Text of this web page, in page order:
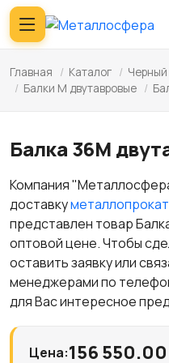
Главная / Каталог /
/ Балки М двутавровые /
Балка 36М
Компания
доставку
представлен товар
оптовой цене. Чтобы
оставить заявку или
менеджерами по
для Вас интересное
Цена:156